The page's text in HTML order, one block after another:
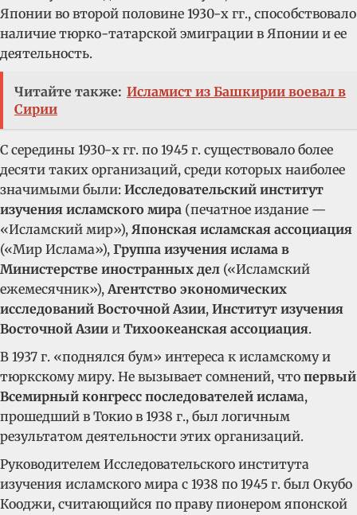
Японии во второй половине 1930-х гг., способствовало
наличие тюрко-татарской эмиграции в Японии и ее
деятельность.
Читайте также: Исламист из Башкирии воевал в
Сирии
С середины 1930-х гг. по 1945 г. существовало более
десяти таких организаций, среди которых наиболее
значимыми были: Исследовательский институт
изучения исламского мира (печатное издание —
«Исламский мир»), Японская исламская ассоциация
(«Мир Ислама»), Группа изучения ислама в
Министерстве иностранных дел («Исламский
ежемесячник»),Агентство экономических
исследований Восточной Азии, Институт изучения
Восточной Азии и Тихоокеанская ассоциация.
В 1937 г. «поднялся бум» интереса к исламскому и
тюркскому миру. Не вызывает сомнений, что первый
Всемирный конгресс последователей ислама,
прошедший в Токио в 1938 г., был логичным
результатом деятельности этих организаций.
Руководителем Исследовательского института
изучения исламского мира с 1938 по 1945 г. был Окубо
Кооджи, считающийся по праву пионером японской